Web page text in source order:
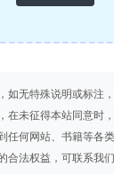
如无特殊说明或标注
在未征得本站同意时
任何网站、书籍等各
合法权益，可联系我们